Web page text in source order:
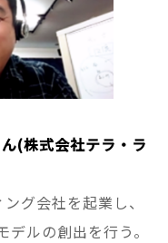
(株式会社テラ・ラ
グ会社を起業し、
ルの創出を行う。